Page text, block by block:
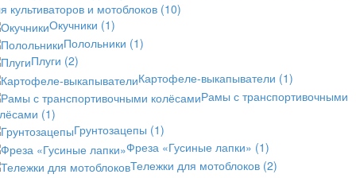
культиваторов и мотоблоков (10)
Окучники (1)
Полольники (1)
Плуги (2)
Картофеле-выкапыватели (1)
Рамы с транспортивочными
(1)
Грунтозацепы (1)
Фреза «Гусиные лапки» (1)
Тележки для мотоблоков (2)